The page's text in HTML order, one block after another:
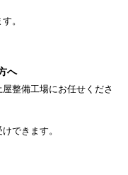
。
へ
整備工場にお任せくださ
できます。